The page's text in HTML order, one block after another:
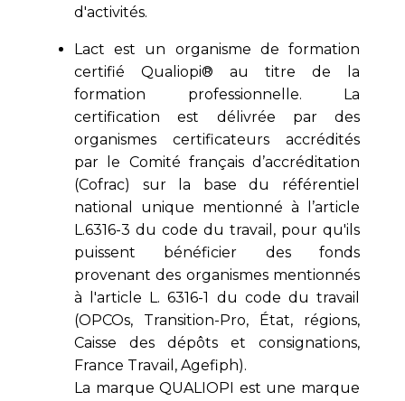
d'activités.
Lact est un organisme de formation
certifié Qualiopi® au titre de la
formation professionnelle. La
certification est délivrée par des
organismes certificateurs accrédités
par le Comité français d’accréditation
(Cofrac) sur la base du référentiel
national unique mentionné à l’article
L.6316-3 du code du travail, pour qu'ils
puissent bénéficier des fonds
provenant des organismes mentionnés
à l'article L. 6316-1 du code du travail
(OPCOs, Transition-Pro, État, régions,
Caisse des dépôts et consignations,
France Travail, Agefiph).
La marque QUALIOPI est une marque